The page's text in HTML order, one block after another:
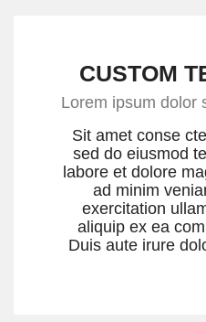
CUSTOM
Lorem ipsum dolor
Sit amet conse
sed do eiusmod
labore et dolore
ad minim
exercitation
aliquip ex ea
Duis aute irure